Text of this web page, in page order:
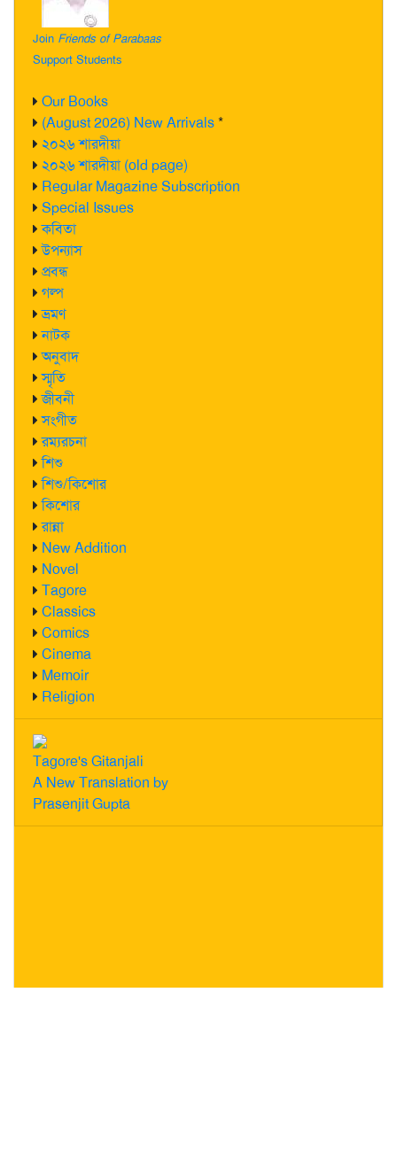
Join Friends of Parabaas
Support Students
Our Books
(August 2026) New Arrivals*
২০২৬ শারদীয়া
২০২৬ শারদীয়া (old page)
Regular Magazine Subscription
Special Issues
কবিতা
উপন্যাস
প্রবন্ধ
গল্প
ভ্রমণ
নাটক
অনুবাদ
স্মৃতি
জীবনী
সংগীত
রম্যরচনা
শিশু
শিশু/কিশোর
কিশোর
রান্না
New Addition
Novel
Tagore
Classics
Comics
Cinema
Memoir
Religion
Tagore's Gitanjali
A New Translation by
Prasenjit Gupta